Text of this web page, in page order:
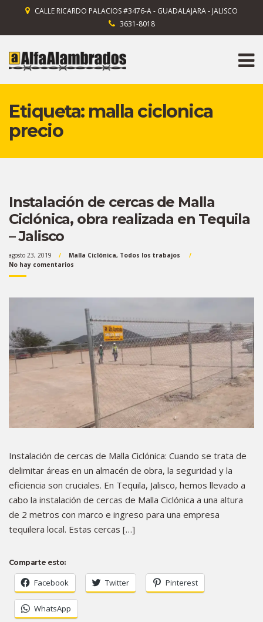
CALLE RICARDO PALACIOS #3476-A - GUADALAJARA - JALISCO
3631-8018
Etiqueta: malla ciclonica
precio
Instalación de cercas de Malla
Ciclónica, obra realizada en Tequila
– Jalisco
agosto 23, 2019 Malla Ciclónica, Todos los trabajos
No hay comentarios
Instalación de cercas de Malla Ciclónica: Cuando se trata de
delimitar áreas en un almacén de obra, la seguridad y la
eficiencia son cruciales. En Tequila, Jalisco, hemos llevado a
cabo la instalación de cercas de Malla Ciclónica a una altura
de 2 metros con marco e ingreso para una empresa
tequilera local. Estas cercas […]
Comparte esto:
Facebook Twitter Pinterest
WhatsApp